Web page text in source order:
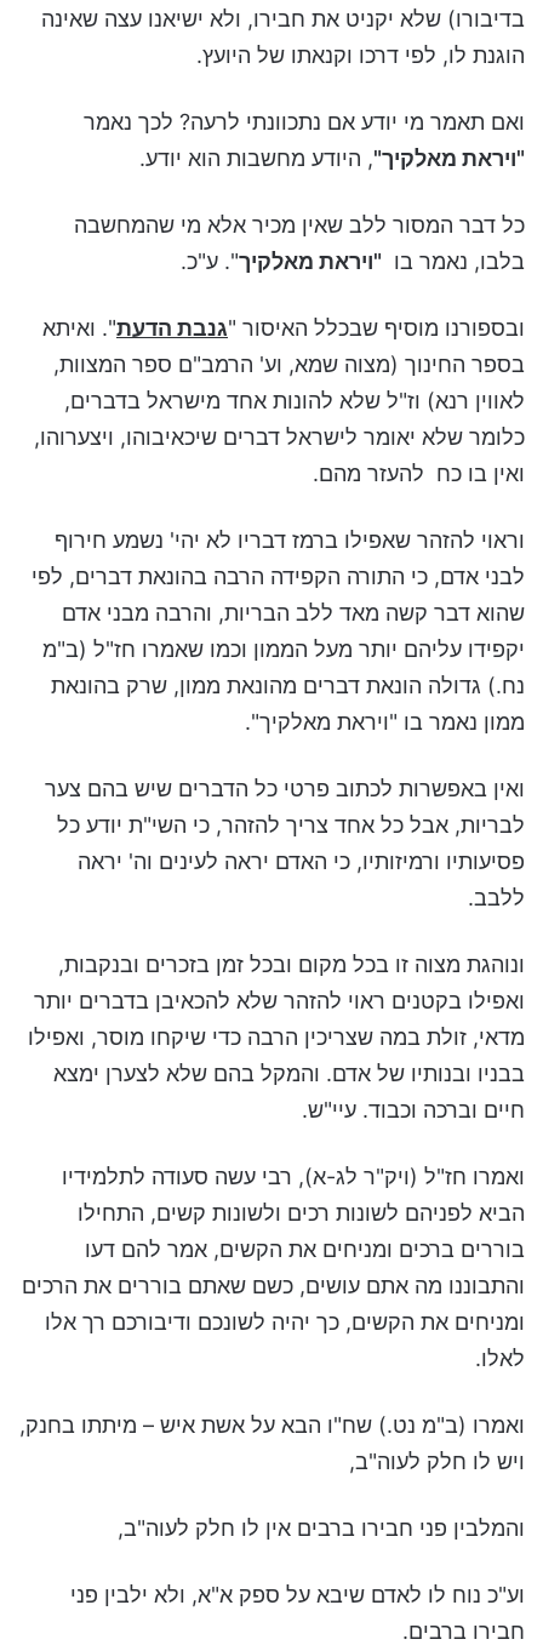
בדיבורו) שלא יקניט את חבירו, ולא ישיאנו עצה שאינה
הוגנת לו, לפי דרכו וקנאתו של היועץ.
ואם תאמר מי יודע אם נתכוונתי לרעה? לכך נאמר
"ויראת מאלקיך", היודע מחשבות הוא יודע.
כל דבר המסור ללב שאין מכיר אלא מי שהמחשבה
בלבו, נאמר בו "ויראת מאלקיך". ע"כ.
ובספורנו מוסיף שבכלל האיסור "גנבת הדעת". ואיתא
בספר החינוך (מצוה שמא, וע' הרמב"ם ספר המצוות,
לאווין רנא) וז"ל שלא להונות אחד מישראל בדברים,
כלומר שלא יאומר לישראל דברים שיכאיבוהו, ויצערוהו,
ואין בו כח להעזר מהם.
וראוי להזהר שאפילו ברמז דבריו לא יהי' נשמע חירוף
לבני אדם, כי התורה הקפידה הרבה בהונאת דברים, לפי
שהוא דבר קשה מאד ללב הבריות, והרבה מבני אדם
יקפידו עליהם יותר מעל הממון וכמו שאמרו חז"ל (ב"מ
נח.) גדולה הונאת דברים מהונאת ממון, שרק בהונאת
ממון נאמר בו "ויראת מאלקיך".
ואין באפשרות לכתוב פרטי כל הדברים שיש בהם צער
לבריות, אבל כל אחד צריך להזהר, כי השי"ת יודע כל
פסיעותיו ורמיזותיו, כי האדם יראה לעינים וה' יראה
ללבב.
ונוהגת מצוה זו בכל מקום ובכל זמן בזכרים ובנקבות,
ואפילו בקטנים ראוי להזהר שלא להכאיבן בדברים יותר
מדאי, זולת במה שצריכין הרבה כדי שיקחו מוסר, ואפילו
בבניו ובנותיו של אדם. והמקל בהם שלא לצערן ימצא
חיים וברכה וכבוד. עיי"ש.
ואמרו חז"ל (ויק"ר לג-א), רבי עשה סעודה לתלמידיו
הביא לפניהם לשונות רכים ולשונות קשים, התחילו
בוררים ברכים ומניחים את הקשים, אמר להם דעו
והתבוננו מה אתם עושים, כשם שאתם בוררים את הרכים
ומניחים את הקשים, כך יהיה לשונכם ודיבורכם רך אלו
לאלו.
ואמרו (ב"מ נט.) שח"ו הבא על אשת איש – מיתתו בחנק,
ויש לו חלק לעוה"ב,
והמלבין פני חבירו ברבים אין לו חלק לעוה"ב,
וע"כ נוח לו לאדם שיבא על ספק א"א, ולא ילבין פני
חבירו ברבים.